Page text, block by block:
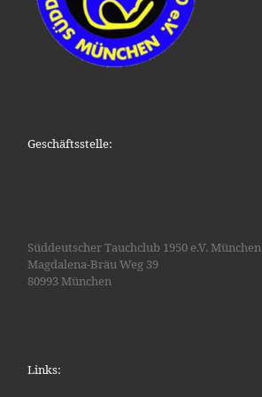
Geschäftsstelle:
Süddeutscher Tauchclub 1950 e.V. München
Magdalena-Bräu Weg 39
80993 München
Links: